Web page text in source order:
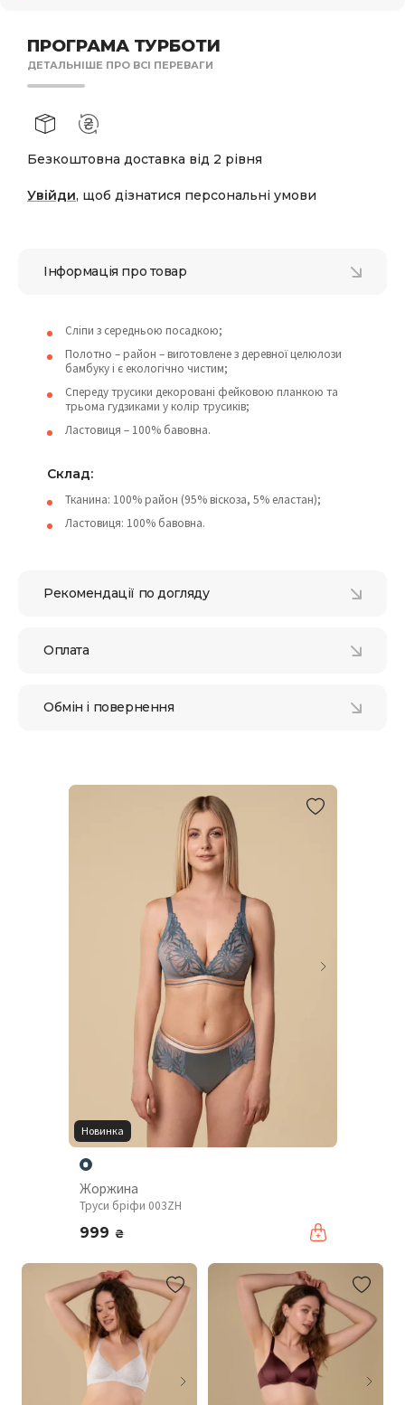
ПРОГРАМА ТУРБОТИ
ДЕТАЛЬНІШЕ ПРО ВСІ ПЕРЕВАГИ
Безкоштовна доставка від 2 рівня
Увійди, щоб дізнатися персональні умови
Інформація про товар
Сліпи з середньою посадкою;
Полотно – район – виготовлене з деревної целюлози
бамбуку і є екологічно чистим;
Спереду трусики декоровані фейковою планкою та
трьома гудзиками у колір трусиків;
Ластовиця – 100% бавовна.
Склад:
Тканина: 100% район (95% віскоза, 5% еластан);
Ластовиця: 100% бавовна.
Рекомендації по догляду
Оплата
Обмін і повернення
Новинка
Жоржина
Труси бріфи 003ZH
999 ₴